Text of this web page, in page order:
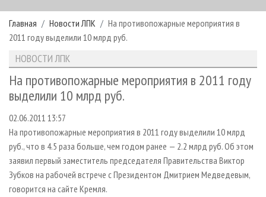
РУБРИКИ И ТЕМЫ
РУБРИКИ ЖУРНАЛА
ЛЕСОЗАГОТОВКА
ЛЕСОПИЛЕНИЕ
СУШКА ДРЕВЕСИНЫ
ПРОИЗВОДСТВО ДРЕВЕСНЫХ ПЛИТ
ДЕРЕВЯННОЕ ДОМОСТРОЕНИЕ
ПРОИЗВОДСТВО МЕБЕЛИ
НОВОСТИ
НОВОСТИ ЛПК
НОВОСТИ ЖУРНАЛА
ПРОЕКТЫ ЛПИ
АНАЛИТИКА
ПРЕДПРИЯТИЯ ЛПК
ПЕРСОНЫ
МОБИЛЬНЫЕ ВЫСТАВКИ
ОФИЦИАЛЬНЫЕ ДЕЛЕГАЦИИ
ПРИОРИТЕТНЫЕ ИНВЕСТПРОЕКТЫ
АРХИВ ЖУРНАЛОВ
О ЖУРНАЛЕ
ПОДПИСКА
КОНТАКТЫ
РЕКЛАМОДАТЕЛЯМ
РЕКЛАМА
РЕКЛАМА НА САЙТЕ
Главная Новости ЛПК
На противопожарные мероприятия в
2011 году выделили 10 млрд руб.
НОВОСТИ ЛПК
На противопожарные мероприятия в 2011 году
выделили 10 млрд руб.
02.06.2011 13:57
На противопожарные мероприятия в 2011 году выделили 10 млрд
руб., что в 4.5 раза больше, чем годом ранее — 2.2 млрд руб. Об этом
заявил первый заместитель председателя Правительства Виктор
Зубков на рабочей встрече с Президентом Дмитрием Медведевым,
говорится на сайте Кремля.